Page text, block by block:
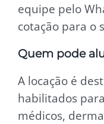
equipe pelo
cotação para o
Quem pode
A locação é
habilitados
médicos,